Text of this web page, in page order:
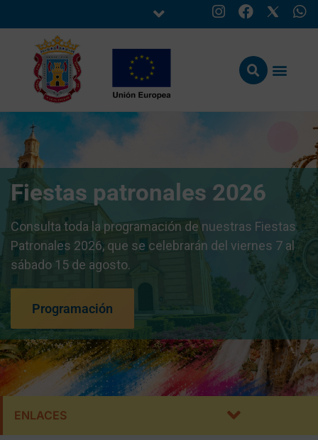
Fiestas patronales 2026
Consulta toda la programación de nuestras Fiestas
Patronales 2026, que se celebrarán del viernes 7 al
sábado 15 de agosto.
Programación
ENLACES